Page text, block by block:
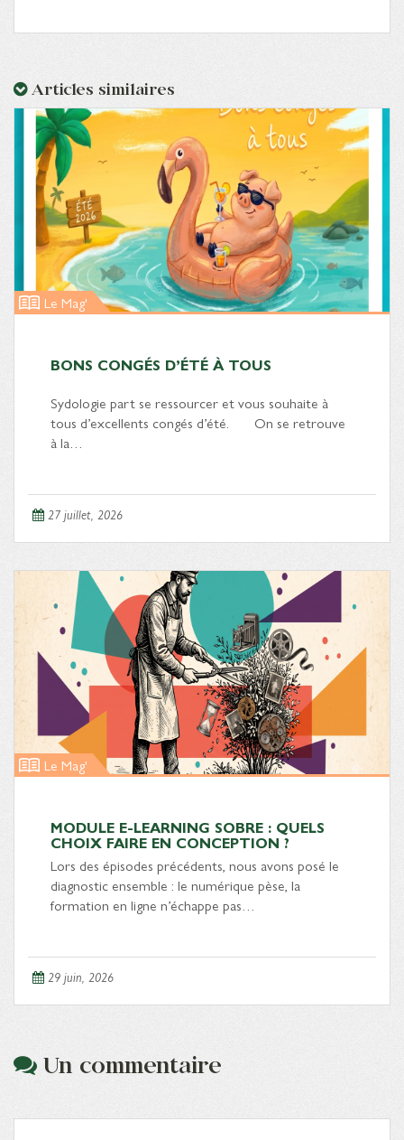
Articles similaires
Le Mag'
BONS CONGÉS D’ÉTÉ À TOUS
Sydologie part se ressourcer et vous souhaite à
tous d’excellents congés d’été. On se retrouve
à la…
27 juillet, 2026
Le Mag'
MODULE E-LEARNING SOBRE : QUELS
CHOIX FAIRE EN CONCEPTION ?
Lors des épisodes précédents, nous avons posé le
diagnostic ensemble : le numérique pèse, la
formation en ligne n’échappe pas…
29 juin, 2026
Un commentaire